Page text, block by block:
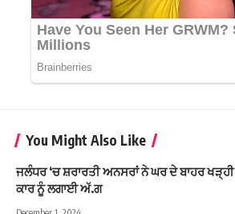
You Might Also Like
ਜਲੰਧਰ ‘ਚ ਸ਼ਰਾਰਤੀ ਅਨਸਰਾਂ ਨੇ ਘਰ ਦੇ ਬਾਹਰ ਖੜ੍ਹੀ
ਕਾਰ ਨੂੰ ਲਗਾਈ ਅੱ.ਗ